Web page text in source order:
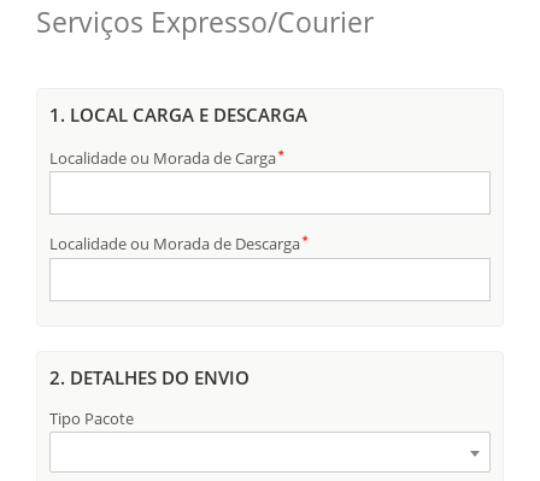
Serviços Expresso/Courier
1. LOCAL CARGA E DESCARGA
Localidade ou Morada de Carga
Localidade ou Morada de Descarga
2. DETALHES DO ENVIO
Tipo Pacote